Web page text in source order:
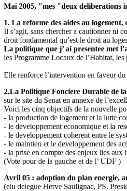
Mai 2005, "mes "deux deliberations
1. La reforme des aides au logement,
Il s’agit, sans chercher a cautionner ni
droit fondamental qu’est le droit au
La politique que j’ ai presentee met
les Programme Locaux de l’Habitat,
Elle renforce l’intervention en faveur
2.La Politique Fonciere Durable de
sur le site du Senat en annexe de
Voici les cinq objectifs de la nouvelle
- la production de logement et la lutte
- le developpement economique et la
- le developpement coherent entre le
- le maintien et le developpement des
- la prise en compte des enjeux lies aux
(Vote pour de la gauche et de l’ UDF )
Avril 05 : adoption du plan energie,
(elu delegue Herve Saulignac, PS.